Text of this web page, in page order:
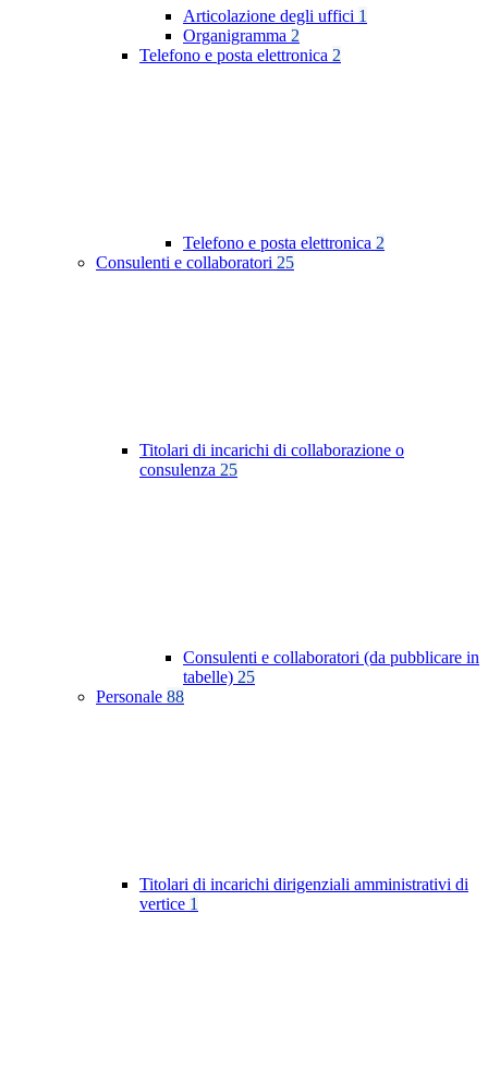
Articolazione degli uffici 1
Organigramma 2
Telefono e posta elettronica 2
Telefono e posta elettronica 2
Consulenti e collaboratori 25
Titolari di incarichi di collaborazione o
consulenza 25
Consulenti e collaboratori (da pubblicare in
tabelle) 25
Personale 88
Titolari di incarichi dirigenziali amministrativi di
vertice 1